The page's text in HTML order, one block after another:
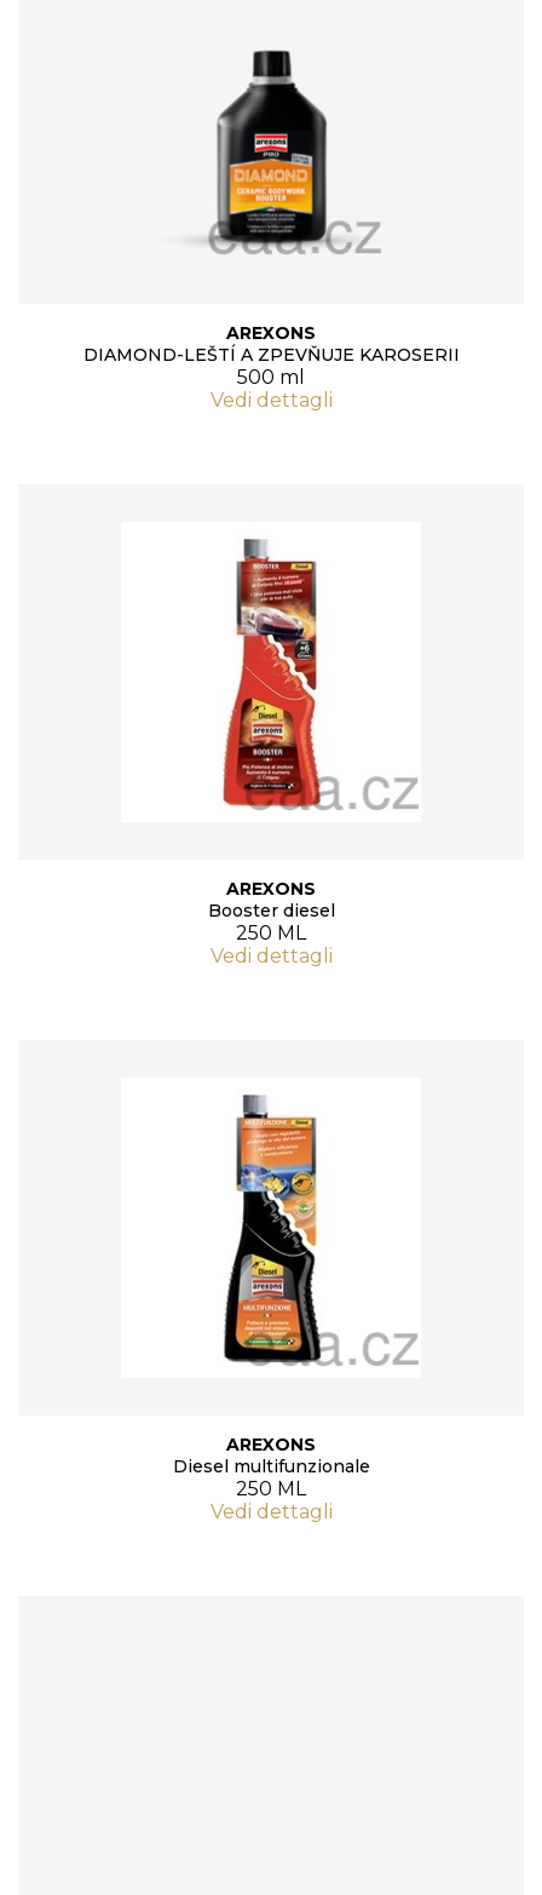
AREXONS
DIAMOND-LEŠTÍ A ZPEVŇUJE KAROSERII
500 ml
Vedi dettagli
AREXONS
Booster diesel
250 ML
Vedi dettagli
AREXONS
Diesel multifunzionale
250 ML
Vedi dettagli